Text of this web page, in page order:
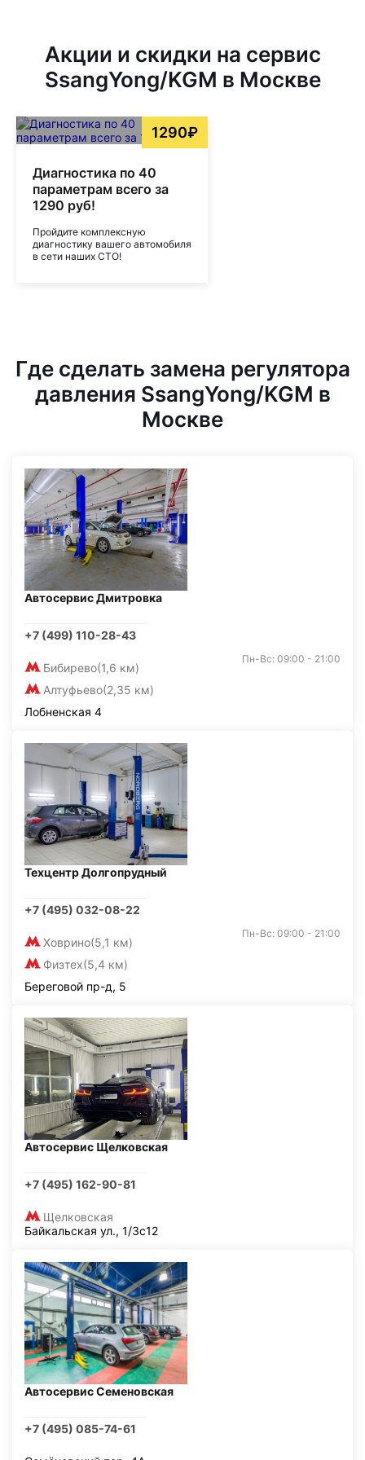
Акции и скидки на сервис
SsangYong/KGM в Москве
1290₽
Диагностика по 40
параметрам всего за
1290 руб!
Пройдите комплексную
диагностику вашего автомобиля
в сети наших СТО!
Где сделать замена регулятора
давления SsangYong/KGM в
Москве
Автосервис Дмитровка
+7 (499) 110-28-43
Бибирево(1,6 км)
Алтуфьево(2,35 км)
Пн-Вс: 09:00 - 21:00
Лобненская 4
Техцентр Долгопрудный
+7 (495) 032-08-22
Ховрино(5,1 км)
Физтех(5,4 км)
Пн-Вс: 09:00 - 21:00
Береговой пр-д, 5
Автосервис Щелковская
+7 (495) 162-90-81
Щелковская
Байкальская ул., 1/3с12
Автосервис Семеновская
+7 (495) 085-74-61